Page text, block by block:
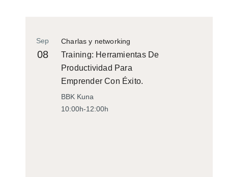
Charlas y networking
Sep
08
Training: Herramientas De
Productividad Para
Emprender Con Éxito.
BBK Kuna
10:00h-12:00h